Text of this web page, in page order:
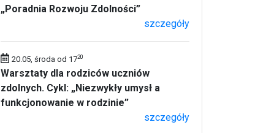
„Poradnia Rozwoju Zdolności”
szczegóły
20.05, środa od 1720
Warsztaty dla rodziców uczniów
zdolnych. Cykl: „Niezwykły umysł a
funkcjonowanie w rodzinie”
szczegóły